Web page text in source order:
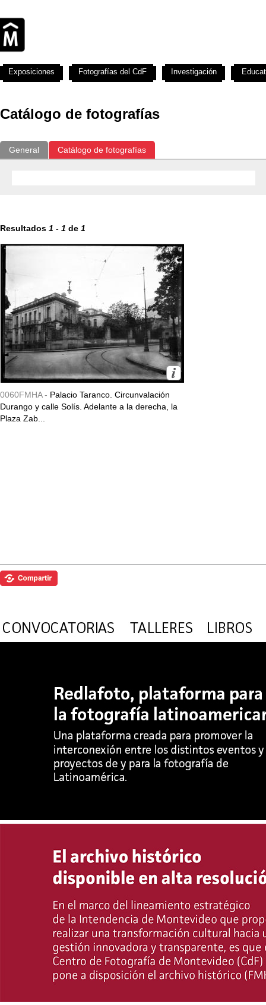
Catálogo de fotografías
General Catálogo de fotografías
Resultados 1 - 1 de 1
0060FMHA - Palacio Taranco. Circunvalación
Durango y calle Solís. Adelante a la derecha, la
Plaza Zab...
Exposiciones Fotografías del CdF Investigación